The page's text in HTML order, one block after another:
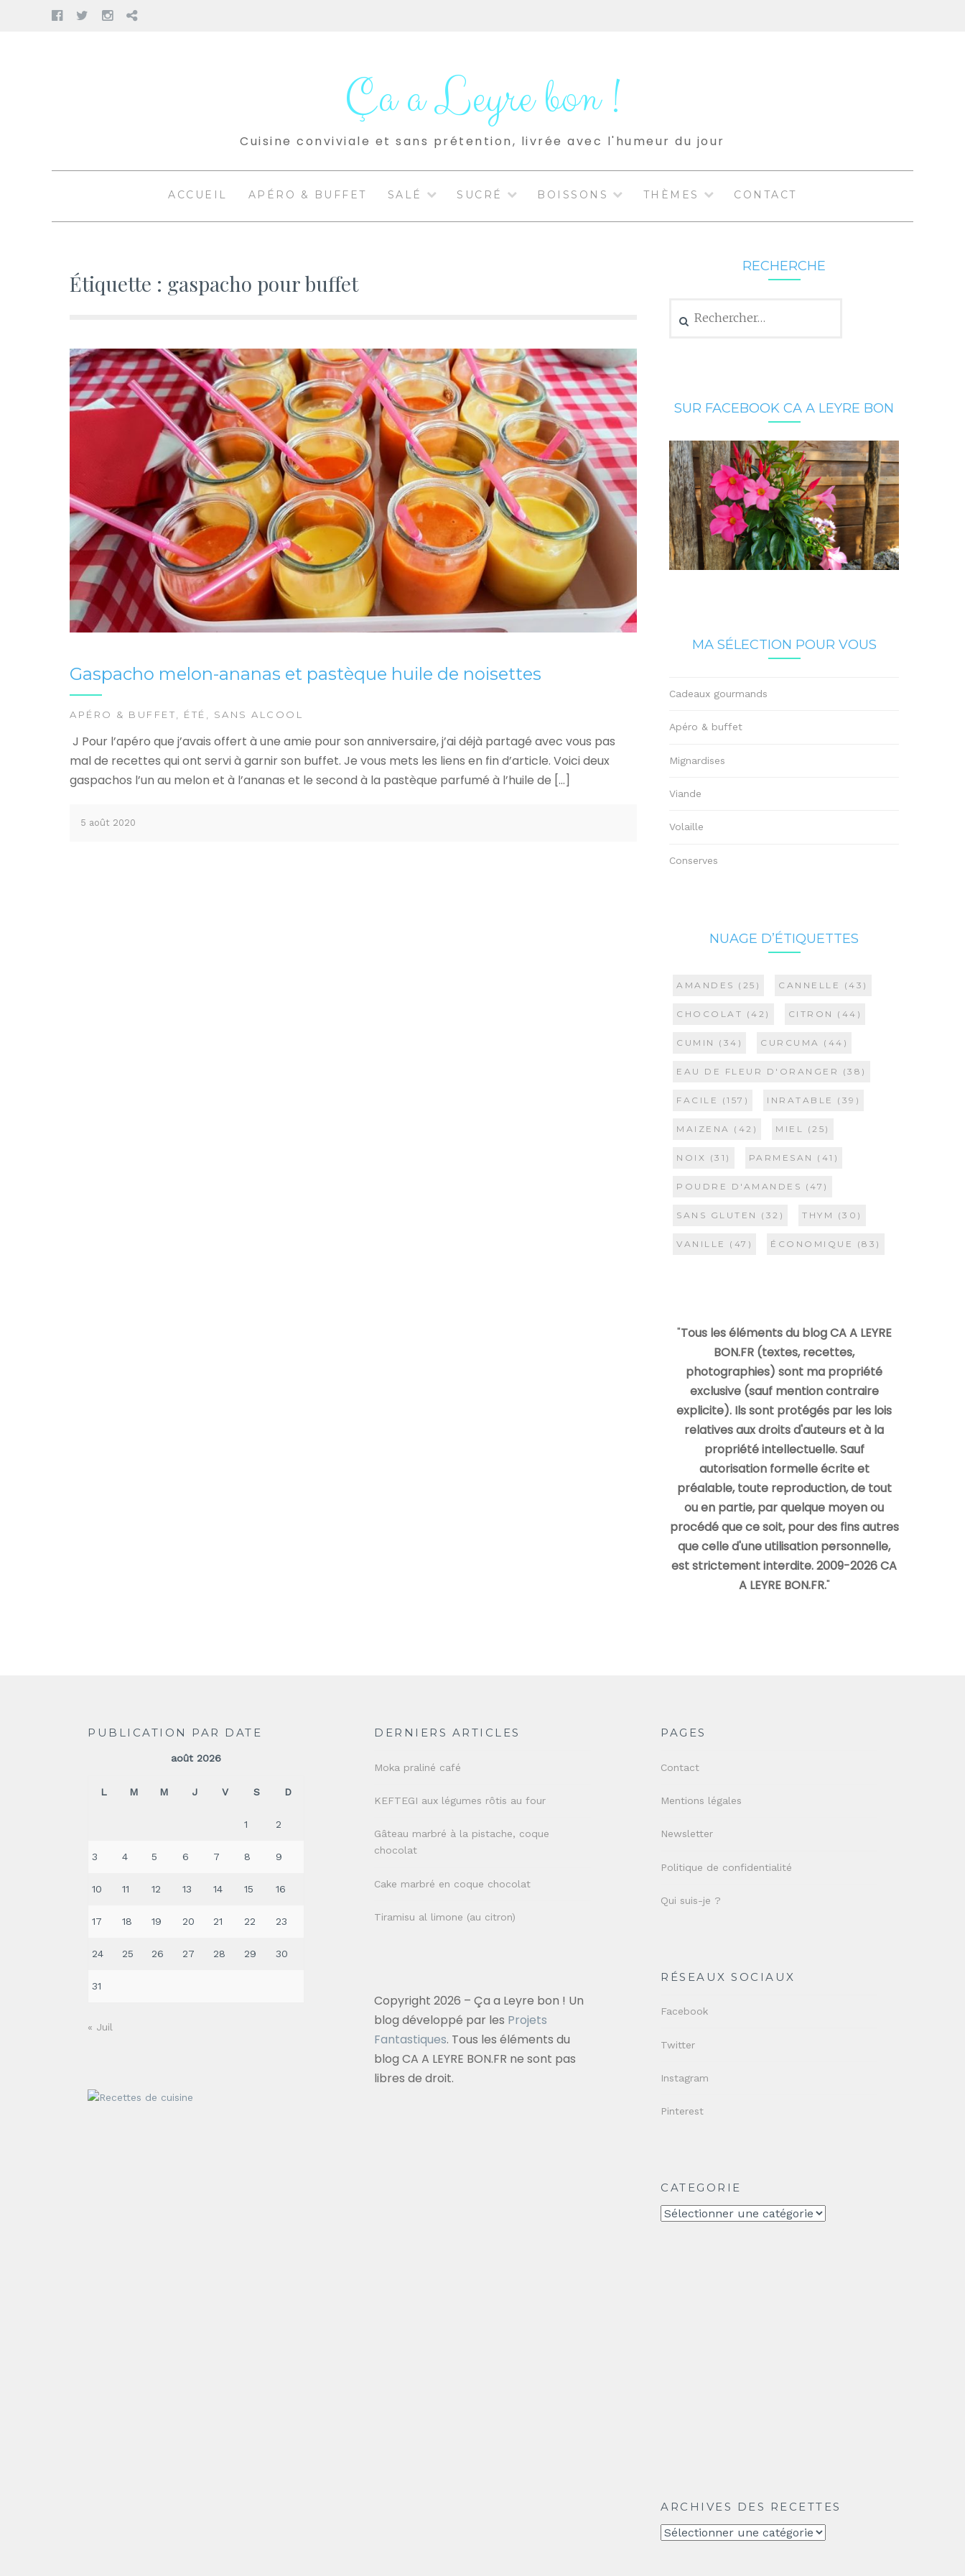
FacebookTwitter
Instagram
Pinterest
Ça a Leyre bon !
Cuisine conviviale et sans prétention, livrée avec l'humeur du jour
ACCUEIL APÉRO & BUFFET SALÉ SUCRÉ BOISSONS THÈMES CONTACT
Étiquette : gaspacho pour buffet
Gaspacho melon-ananas et pastèque huile de noisettes
APÉRO & BUFFET ÉTÉ SANS ALCOOL
J Pour l’apéro que j’avais offert à une amie pour son anniversaire, j’ai déjà partagé avec vous pas
mal de recettes qui ont servi à garnir son buffet. Je vous mets les liens en fin d’article. Voici deux
gaspachos l’un au melon et à l’ananas et le second à la pastèque parfumé à l’huile de […]
5 août 2020
RECHERCHE
SUR FACEBOOK CA A LEYRE BON
MA SÉLECTION POUR VOUS
Cadeaux gourmands
Apéro & buffet
Mignardises
Viande
Volaille
Conserves
NUAGE D’ÉTIQUETTES
AMANDES (25) CANNELLE (43)
CHOCOLAT (42) CITRON (44)
CUMIN (34) CURCUMA (44)
EAU DE FLEUR D'ORANGER (38)
FACILE (157) INRATABLE (39)
MAIZENA (42) MIEL (25)
NOIX (31) PARMESAN (41)
POUDRE D'AMANDES (47)
SANS GLUTEN (32) THYM (30)
VANILLE (47) ÉCONOMIQUE (83)
"Tous les éléments du blog CA A LEYRE
BON.FR (textes, recettes,
photographies) sont ma propriété
exclusive (sauf mention contraire
explicite). Ils sont protégés par les lois
relatives aux droits d'auteurs et à la
propriété intellectuelle. Sauf
autorisation formelle écrite et
préalable, toute reproduction, de tout
ou en partie, par quelque moyen ou
procédé que ce soit, pour des fins autres
que celle d'une utilisation personnelle,
est strictement interdite. 2009-2026 CA
A LEYRE BON.FR."
PUBLICATION PAR DATE
août 2026
L M M J V S D
1 2
3 4 5 6 7 8 9
10 11 12 13 14 15 16
17 18 19 20 21 22 23
24 25 26 27 28 29 30
31
« Juil
DERNIERS ARTICLES
Moka praliné café
KEFTEGI aux légumes rôtis au four
Gâteau marbré à la pistache, coque
chocolat
Cake marbré en coque chocolat
Tiramisu al limone (au citron)
Copyright 2026 – Ça a Leyre bon ! Un
blog développé par les Projets
Fantastiques. Tous les éléments du
blog CA A LEYRE BON.FR ne sont pas
libres de droit.
PAGES
Contact
Mentions légales
Newsletter
Politique de confidentialité
Qui suis-je ?
RÉSEAUX SOCIAUX
Facebook
Twitter
Instagram
Pinterest
CATEGORIE
CATEGORIE
ARCHIVES DES RECETTES
Archives